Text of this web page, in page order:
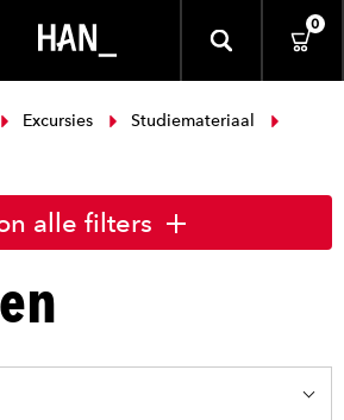
0
Excursies
Studiemateriaal
alle filters